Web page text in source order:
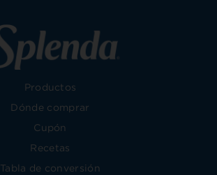
Productos
Dónde comprar
Cupón
Recetas
Tabla de conversión